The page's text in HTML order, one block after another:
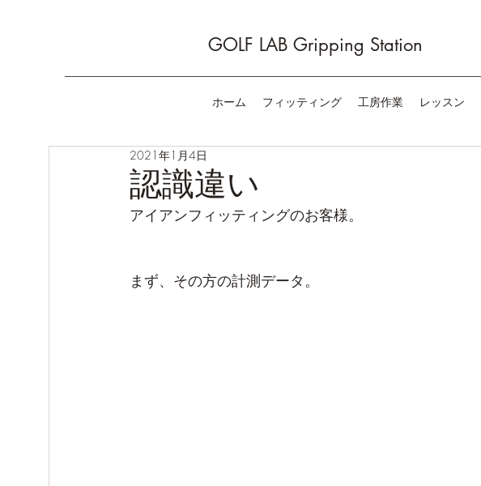
GOLF LAB Gripping Station
ホーム フィッティング 工房作業 レッスン
認識違い
2021年1月4日
アイアンフィッティングのお客様。
まず、その方の計測データ。